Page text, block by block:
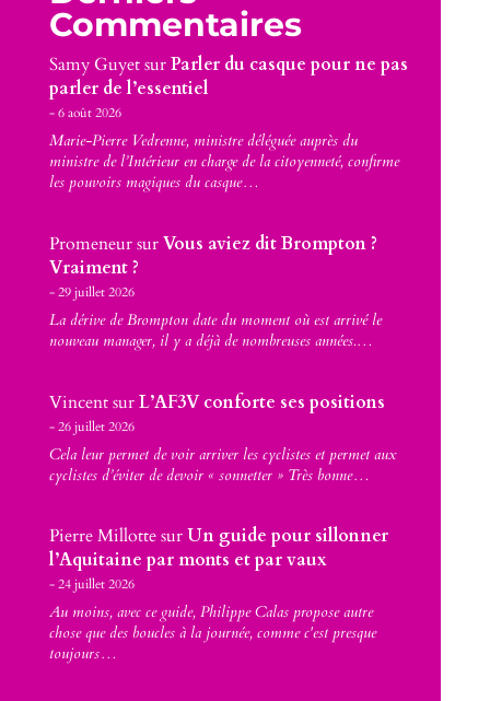
Commentaires
Samy GuyetsurParler du casque pour ne pas
parler de l’essentiel
6 août 2026
Marie-Pierre Vedrenne, ministre déléguée auprès du
ministre de l’Intérieur en charge de la citoyenneté, confirme
les pouvoirs magiques du casque…
PromeneursurVous aviez dit Brompton ?
Vraiment ?
29 juillet 2026
La dérive de Brompton date du moment où est arrivé le
nouveau manager, il y a déjà de nombreuses années.…
VincentsurL’AF3V conforte ses positions
26 juillet 2026
Cela leur permet de voir arriver les cyclistes et permet aux
cyclistes d’éviter de devoir « sonnetter » Très bonne…
Pierre MillottesurUn guide pour sillonner
l’Aquitaine par monts et par vaux
24 juillet 2026
Au moins, avec ce guide, Philippe Calas propose autre
chose que des boucles à la journée, comme c'est presque
toujours…